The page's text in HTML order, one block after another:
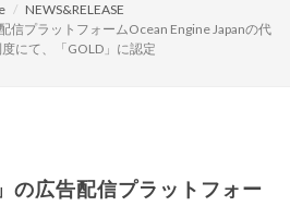
NEWS&RELEASE
信プラットフォームOcean Engine Japanの代
にて、「GOLD」に認定
の広告配信プラットフォー